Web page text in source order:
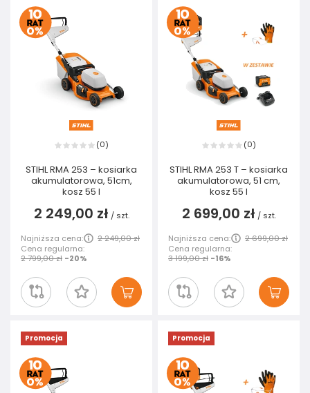
(0)
STIHL RMA 253 – kosiarka
akumulatorowa, 51cm,
kosz 55 I
2 249,00 zł / szt.
Najniższa cena:
2 249,00 zł
Cena regularna:
2 799,00 zł -20%
(0)
STIHL RMA 253 T – kosiarka
akumulatorowa, 51 cm,
kosz 55 l
2 699,00 zł / szt.
Najniższa cena:
2 699,00 zł
Cena regularna:
3 199,00 zł -16%
Promocja Promocja